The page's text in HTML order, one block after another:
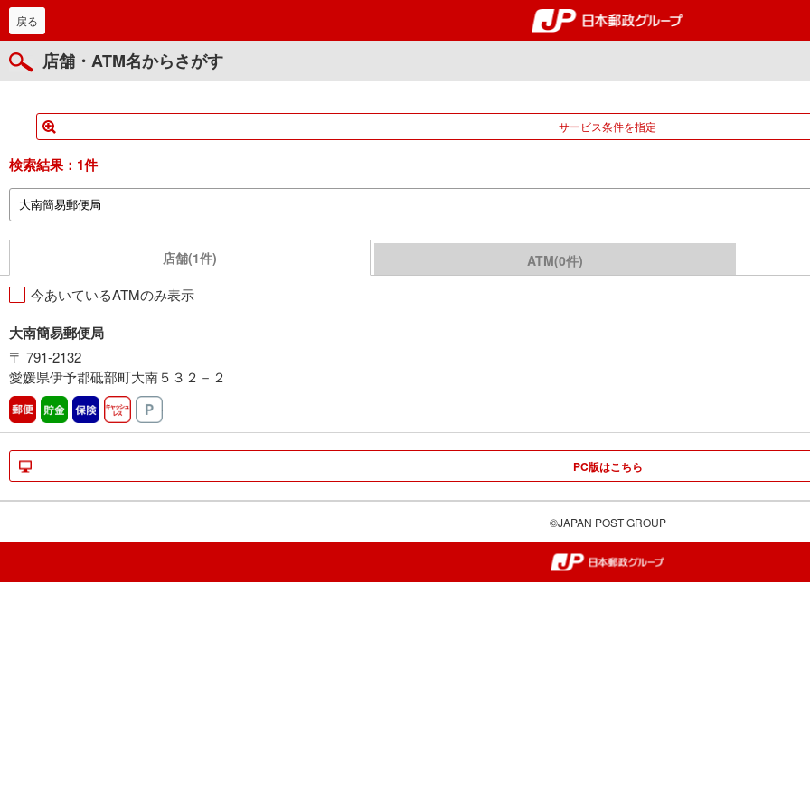
郵便局・日本郵政グループ
戻る
店舗・ATM名からさがす
サービス条件を指定
検索結果： 1件
店舗(1件) ATM(0件)
今あいているATMのみ表示
大南簡易郵便局
〒 791-2132
愛媛県伊予郡砥部町大南５３２－２
郵便 貯金 保険 キャッシュレス
PC版はこちら
©JAPAN POST GROUP